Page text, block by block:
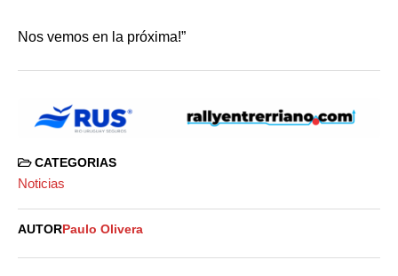
Nos vemos en la próxima!”
CATEGORIAS
Noticias
AUTOR Paulo Olivera